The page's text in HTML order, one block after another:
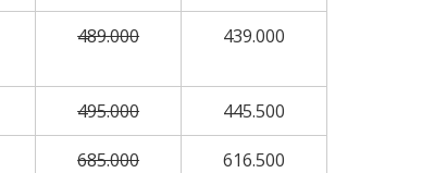
489.000 439.000
495.000 445.500
685.000 616.500